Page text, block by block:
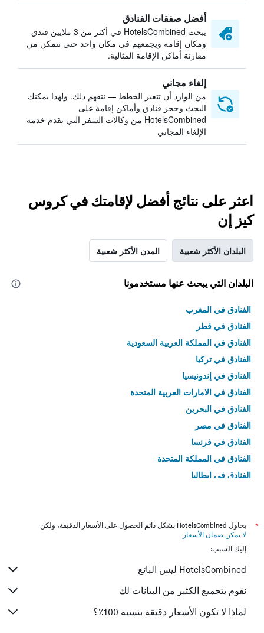
أفضل صفقات الفنادق
يبحث HotelsCombined في أكثر من 3 ملايين فندق
ومكان إقامة ويجمعهم في مكان واحد حتى تتمكن من
مقارنة أماكن الإقامة المثالية.
إلغاء مجاني
من الوارد أن تتغير الخطط — نتفهم ذلك. ولهذا يمكنك
البحث وحجز فنادق وأماكن إقامة على
HotelsCombined من وكالات السفر التي تقدم خدمة
الإلغاء المجاني
اعثر على نتائج أفضل لإقامتك في كروس
كيز إن
البلدان الأكثر شعبية المدن الأكثر شعبية
البلدان التي يبحث عنها مستخدمونا
الفنادق في المغرب
الفنادق في قطر
الفنادق في المملكة العربية السعودية
الفنادق في تركيا
الفنادق في إندونيسيا
الفنادق في الامارات العربية المتحدة
الفنادق في البحرين
الفنادق في مصر
الفنادق في فرنسا
الفنادق في المملكة المتحدة
الفنادق في إيطاليا
*
يحاول HotelsCombined بشكل دائم الحصول على الأسعار الدقيقة، ولكن
لا يمكن ضمان الأسعار .
إليك السبب:
HotelsCombined ليس البائع
نقوم بتجميع الكثير من البيانات لك
لماذا لا تكون الأسعار دقيقة بنسبة 100٪؟